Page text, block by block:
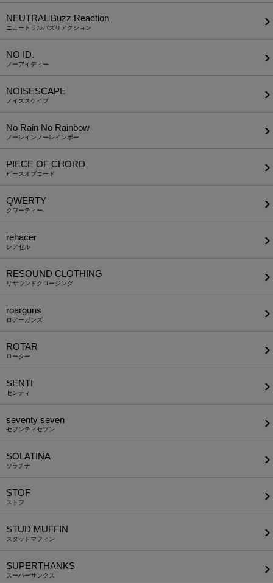
NEUTRAL Buzz Reaction
ニュートラルバズリアクション
NO ID.
ノーアイディー
NOISESCAPE
ノイズスケイプ
No Rain No Rainbow
ノーレインノーレインボー
PIECE OF CHORD
ピースオブコード
QWERTY
クワーティー
rehacer
レアセル
RESOUND CLOTHING
リサウンドクロージング
roarguns
ロアーガンズ
ROTAR
ローター
SENTI
センティ
seventy seven
セブンティセブン
SOLATINA
ソラチナ
STOF
ストフ
STUD MUFFIN
スタッドマフィン
SUPERTHANKS
スーパーサンクス